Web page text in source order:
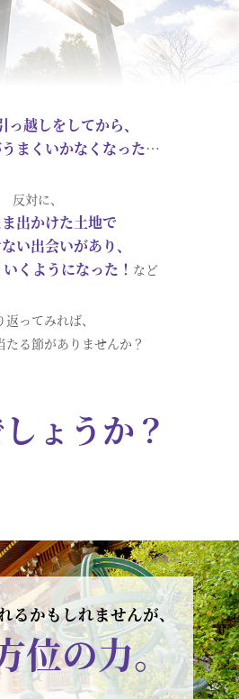
っ越しをしてから、
まくいかなくなった…
反対に、
出かけた土地で
い出会いがあり、
くようになった！ など
返ってみれば、
たる節がありませんか？
ょうか？
るかもしれませんが、
位の力。